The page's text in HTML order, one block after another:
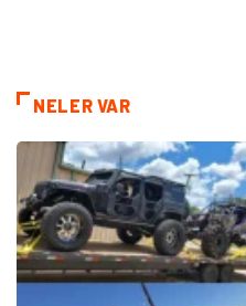
NELER VAR